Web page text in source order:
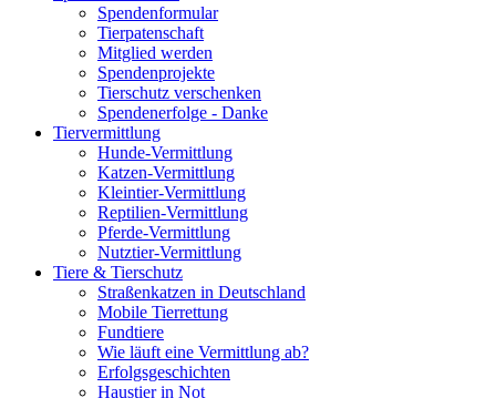
Spendenformular
Tierpatenschaft
Mitglied werden
Spendenprojekte
Tierschutz verschenken
Spendenerfolge - Danke
Tiervermittlung
Hunde-Vermittlung
Katzen-Vermittlung
Kleintier-Vermittlung
Reptilien-Vermittlung
Pferde-Vermittlung
Nutztier-Vermittlung
Tiere & Tierschutz
Straßenkatzen in Deutschland
Mobile Tierrettung
Fundtiere
Wie läuft eine Vermittlung ab?
Erfolgsgeschichten
Haustier in Not